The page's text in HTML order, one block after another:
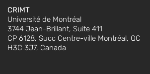
CRIMT
Université de Montréal
3744 Jean-Brillant, Suite 411
CP 6128, Succ Centre-ville Montréal, QC
H3C 3J7, Canada